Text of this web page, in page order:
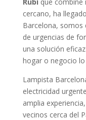
cercano, ha
Barcelona, somos
de urgencias de
una solución
hogar o negocio
Lampista
electricidad
amplia
vecinos cerca del